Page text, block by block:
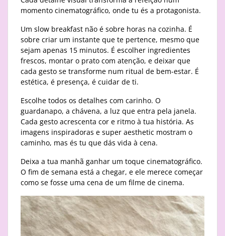
momento cinematográfico, onde tu és a protagonista.
Um slow breakfast não é sobre horas na cozinha. É
sobre criar um instante que te pertence, mesmo que
sejam apenas 15 minutos. É escolher ingredientes
frescos, montar o prato com atenção, e deixar que
cada gesto se transforme num ritual de bem-estar. É
estética, é presença, é cuidar de ti.
Escolhe todos os detalhes com carinho. O
guardanapo, a chávena, a luz que entra pela janela.
Cada gesto acrescenta cor e ritmo à tua história. As
imagens inspiradoras e super aesthetic mostram o
caminho, mas és tu que dás vida à cena.
Deixa a tua manhã ganhar um toque cinematográfico.
O fim de semana está a chegar, e ele merece começar
como se fosse uma cena de um filme de cinema.